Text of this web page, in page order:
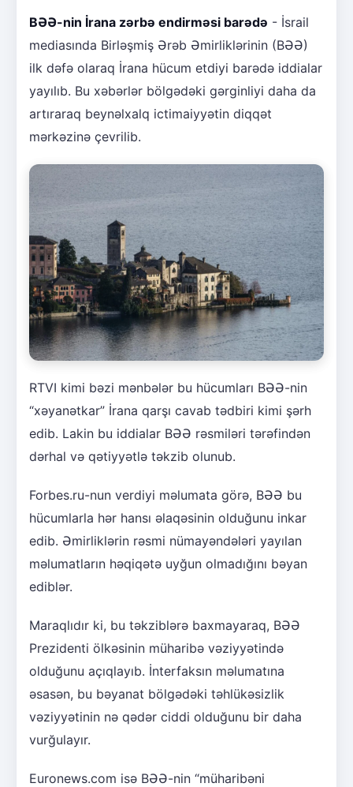
BƏƏ-nin İrana zərbə endirməsi barədə - İsrail
mediasında Birləşmiş Ərəb Əmirliklərinin (BƏƏ)
ilk dəfə olaraq İrana hücum etdiyi barədə iddialar
yayılıb. Bu xəbərlər bölgədəki gərginliyi daha da
artıraraq beynəlxalq ictimaiyyətin diqqət
mərkəzinə çevrilib.
RTVI kimi bəzi mənbələr bu hücumları BƏƏ-nin
“xəyanətkar” İrana qarşı cavab tədbiri kimi şərh
edib. Lakin bu iddialar BƏƏ rəsmiləri tərəfindən
dərhal və qətiyyətlə təkzib olunub.
Forbes.ru-nun verdiyi məlumata görə, BƏƏ bu
hücumlarla hər hansı əlaqəsinin olduğunu inkar
edib. Əmirliklərin rəsmi nümayəndələri yayılan
məlumatların həqiqətə uyğun olmadığını bəyan
ediblər.
Maraqlıdır ki, bu təkziblərə baxmayaraq, BƏƏ
Prezidenti ölkəsinin müharibə vəziyyətində
olduğunu açıqlayıb. İnterfaksın məlumatına
əsasən, bu bəyanat bölgədəki təhlükəsizlik
vəziyyətinin nə qədər ciddi olduğunu bir daha
vurğulayır.
Euronews.com isə BƏƏ-nin “müharibəni